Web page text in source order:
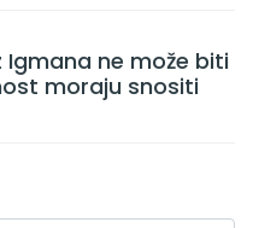
Igmana ne može biti
moraju snositi